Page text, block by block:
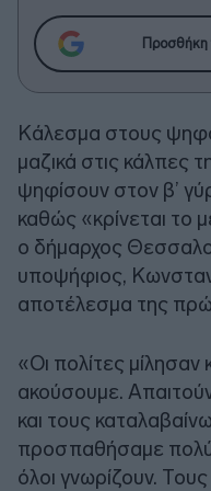
Προσθήκη
Κάλεσμα στους
μαζικά στις κάλπες
ψηφίσουν στον β’
καθώς «κρίνεται το
ο δήμαρχος
υποψήφιος,
αποτέλεσμα της
«Οι πολίτες μίλησαν
ακούσουμε.
και τους
προσπαθήσαμε
όλοι γνωρίζουν.